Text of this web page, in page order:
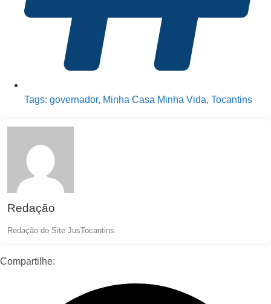
Tags: governador, Minha Casa Minha Vida, Tocantins
Redação
Redação do Site JusTocantins.
Compartilhe: